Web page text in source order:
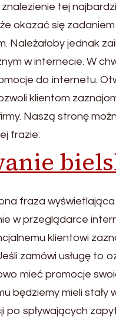
tej
okazać się zadaniem
Należałoby jednak
w internecie. W
do internetu.
klientom
Naszą stronę
frazie:
fraza wyświetlająca
w przeglądarce
klientowi
zamówi usługę to
mieć promocje
będziemy mieli stały
po spływających